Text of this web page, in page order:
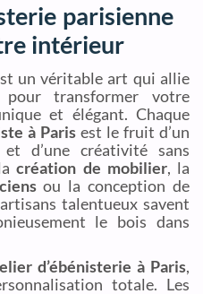
parisienne
intérieur
un véritable art qui allie
transformer votre
et élégant. Chaque
à Paris est le fruit d’un
d’une créativité sans
création de mobilier, la
ou la conception de
talentueux savent
le bois dans
d’ébénisterie à Paris,
totale. Les